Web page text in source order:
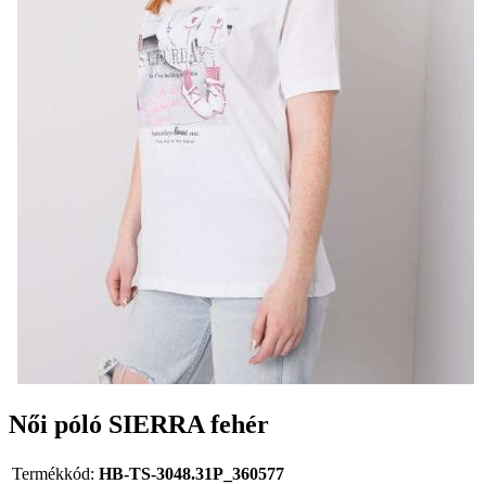
Női póló SIERRA fehér
Termékkód: HB-TS-3048.31P_360577